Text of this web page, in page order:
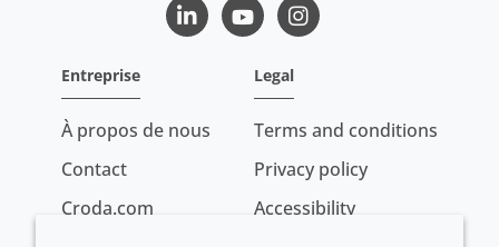
LinkedInYoutubeInstagram
Entreprise
À propos de nous
Contact
Croda.com
Legal
Terms and conditions
Privacy policy
Accessibility